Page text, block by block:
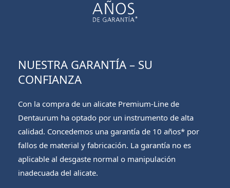
NUESTRA GARANTÍA – SU
CONFIANZA
Con la compra de un alicate Premium-Line de
Dentaurum ha optado por un instrumento de alta
calidad. Concedemos una garantía de 10 años* por
fallos de material y fabricación. La garantía no es
aplicable al desgaste normal o manipulación
inadecuada del alicate.